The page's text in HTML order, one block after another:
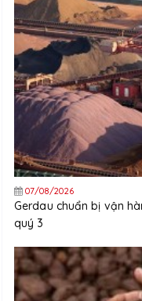
07/08/2026
Gerdau chuẩn bị vận
quý 3